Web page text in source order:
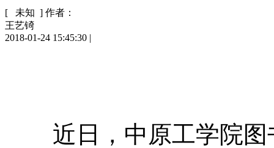
[ 未知 ] 作者：
王艺锜
2018-01-24 15:45:30 |
近日，中原工学院图